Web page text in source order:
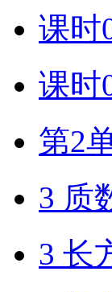
课时
课时
第2
3 质
3 长